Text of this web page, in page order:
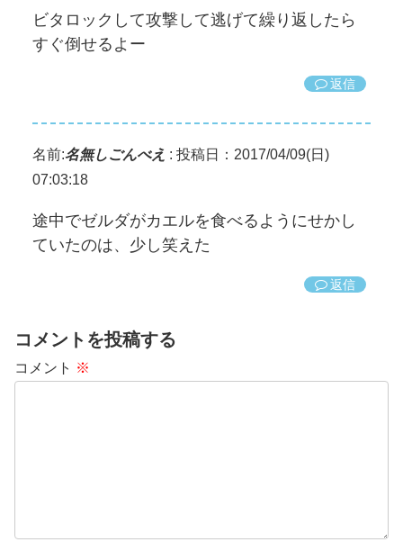
ビタロックして攻撃して逃げて繰り返したら
すぐ倒せるよー
返信
名前:名無しごんべえ : 投稿日：2017/04/09(日)
07:03:18
途中でゼルダがカエルを食べるようにせかし
ていたのは、少し笑えた
返信
コメントを投稿する
コメント ※